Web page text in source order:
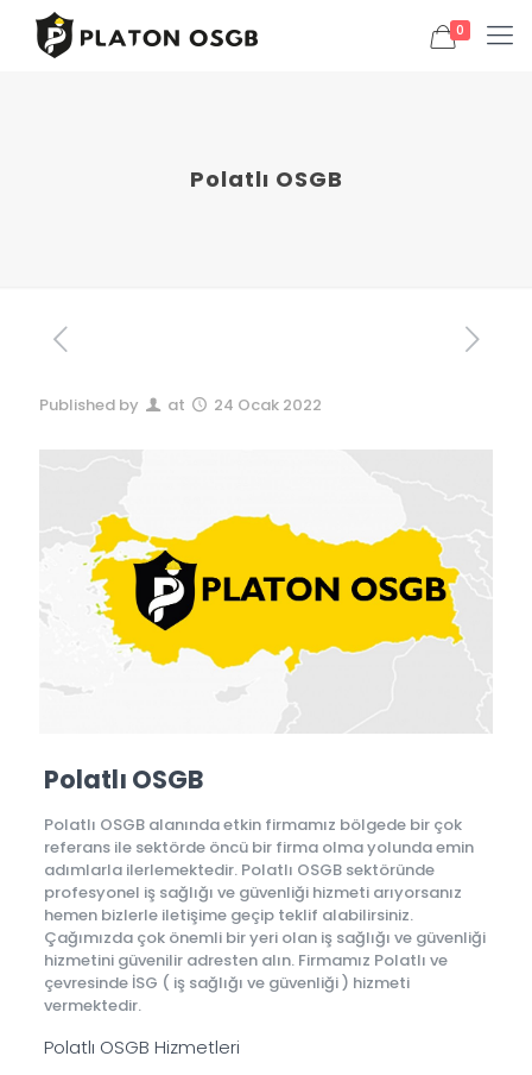
0
Polatlı OSGB
Published by at 24 Ocak 2022
Polatlı OSGB
Polatlı OSGB alanında etkin firmamız bölgede bir çok
referans ile sektörde öncü bir firma olma yolunda emin
adımlarla ilerlemektedir. Polatlı OSGB sektöründe
profesyonel iş sağlığı ve güvenliği hizmeti arıyorsanız
hemen bizlerle iletişime geçip teklif alabilirsiniz.
Çağımızda çok önemli bir yeri olan iş sağlığı ve güvenliği
hizmetini güvenilir adresten alın. Firmamız Polatlı ve
çevresinde İSG ( iş sağlığı ve güvenliği ) hizmeti
vermektedir.
Polatlı OSGB Hizmetleri